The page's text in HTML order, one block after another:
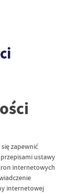
zapewnić
ustawy
internetowych
internetowej